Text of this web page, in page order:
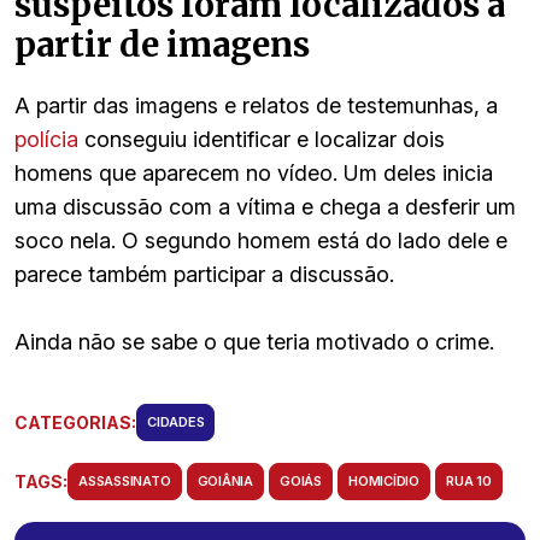
partir de imagens
A partir das imagens e relatos de testemunhas, a
polícia conseguiu identificar e localizar dois
homens que aparecem no vídeo. Um deles inicia
uma discussão com a vítima e chega a desferir um
soco nela. O segundo homem está do lado dele e
parece também participar a discussão.
Ainda não se sabe o que teria motivado o crime.
CATEGORIAS: CIDADES
TAGS: ASSASSINATO GOIÂNIA GOIÁS HOMICÍDIO RUA 10